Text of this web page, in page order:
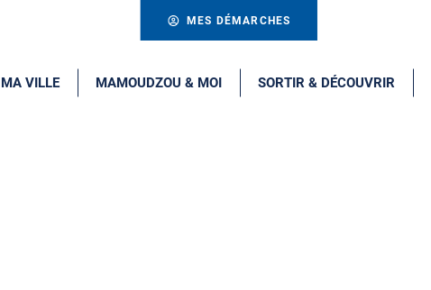
MES DÉMARCHES
MA VILLE MAMOUDZOU & MOI SORTIR & DÉCOUVRIR